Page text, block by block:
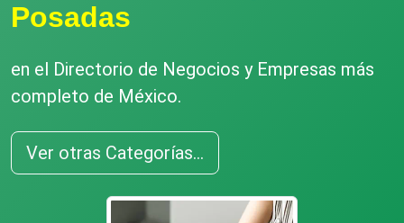
Posadas
en el Directorio de Negocios y Empresas más
completo de México.
Ver otras Categorías...